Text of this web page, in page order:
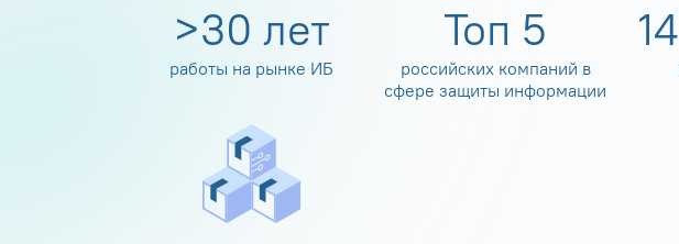
>30 лет
работы на рынке ИБ
Топ 5
российских компаний в
сфере защиты информации
14